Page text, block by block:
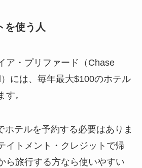
を使う人
ア・プリファード（Chase
には、毎年最大$100のホテル
す。
ホテルを予約する必要はありま
イトメント・クレジットで帰
ら旅行する方なら使いやすい